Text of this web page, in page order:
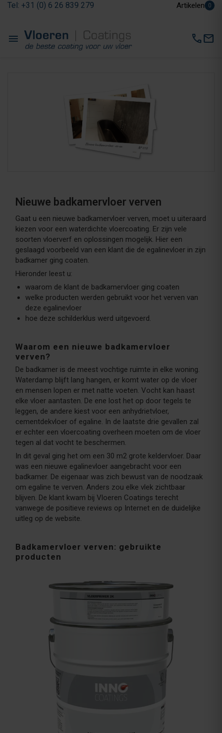
Tel: +31 (0) 6 26 839 279 Artikelen 0
menu callmail
Nieuwe badkamervloer verven
Gaat u een nieuwe badkamervloer verven, moet u uiteraard
kiezen voor een waterdichte vloercoating. Er zijn vele
soorten vloerverf en oplossingen mogelijk. Hier een
geslaagd voorbeeld van een klant die de egalinevloer in zijn
badkamer ging coaten.
Hieronder leest u:
waarom de klant de badkamervloer ging coaten
welke producten werden gebruikt voor het verven van
deze egalinevloer
hoe deze schilderklus werd uitgevoerd.
Waarom een nieuwe badkamervloer
verven?
De badkamer is de meest vochtige ruimte in elke woning.
Waterdamp blijft lang hangen, er komt water op de vloer
en mensen lopen er met natte voeten. Vocht kan haast
elke vloer aantasten. De ene lost het op door tegels te
leggen, de andere kiest voor een anhydrietvloer,
cementdekvloer of egaline. In de laatste drie gevallen zal
er echter een vloercoating overheen moeten om de vloer
tegen al dat vocht te beschermen.
In dit geval ging het om een 30 m2 grote keldervloer. Daar
was een nieuwe egalinevloer aangebracht voor een
badkamer. De eigenaar was zich bewust van de noodzaak
om egaline te verven. Anders zou elke vlek zichtbaar
blijven. De klant kwam bij Vloeren Coatings terecht
vanwege de positieve reviews op Internet en de duidelijke
uitleg op de website.
Badkamervloer verven: gebruikte
producten